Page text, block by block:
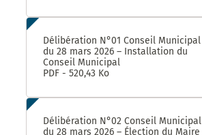
Délibération N°01 Conseil Municipal
du 28 mars 2026 – Installation du
Conseil Municipal
PDF - 520,43 Ko
Délibération N°02 Conseil Municipal
du 28 mars 2026 – Élection du Maire